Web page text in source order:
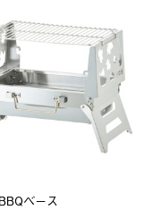
ベース